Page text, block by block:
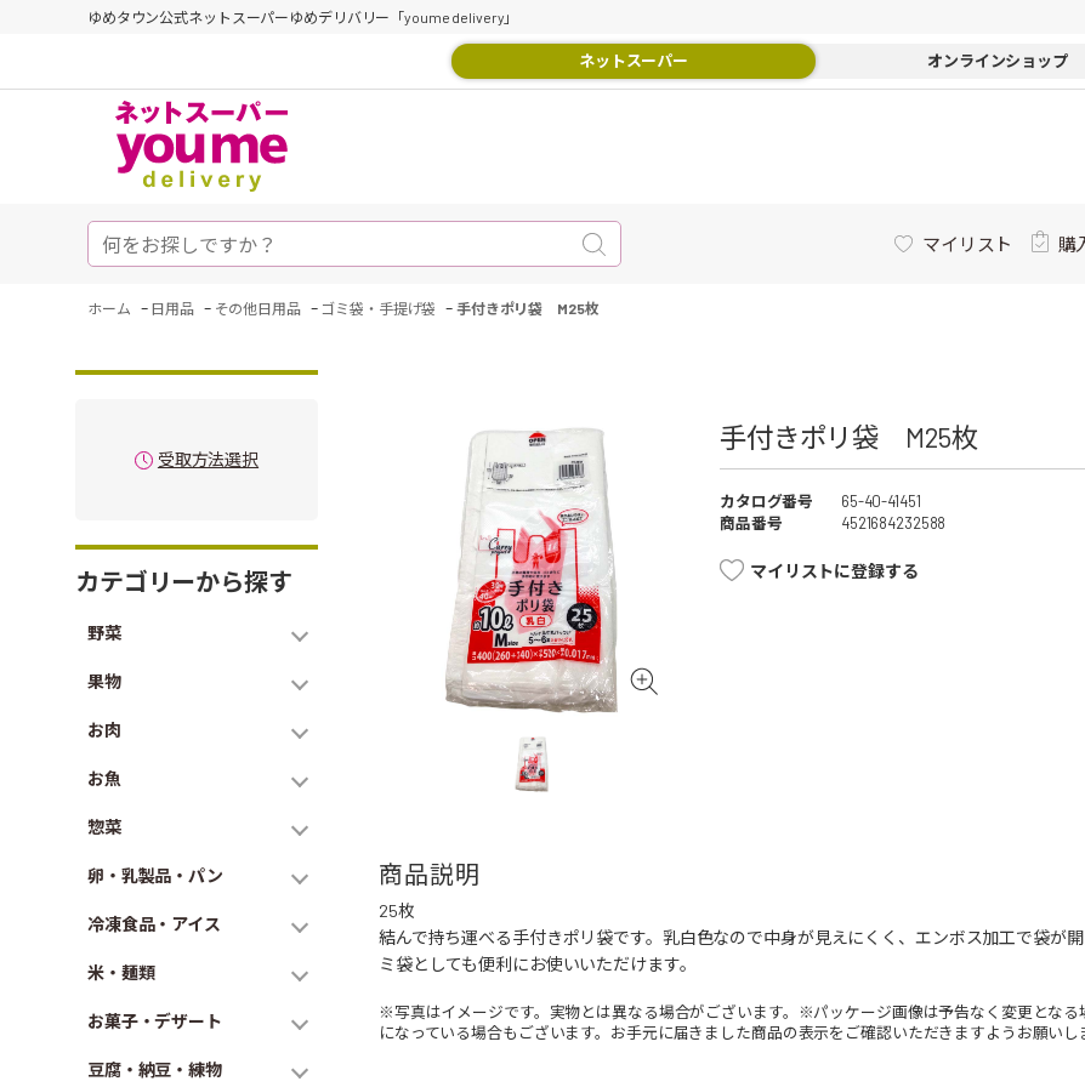
ゆめタウン公式ネットスーパーゆめデリバリー「youme delivery」
ネットスーパー オンラインショップ
マイリスト 購
ホーム - 日用品 - その他日用品 - ゴミ袋・手提げ袋 - 手付きポリ袋 M25枚
受取方法選択
カテゴリーから探す
野菜
果物
お肉
お魚
惣菜
卵・乳製品・パン
冷凍食品・アイス
米・麺類
お菓子・デザート
豆腐・納豆・練物
手付きポリ袋 M25枚
カタログ番号
65-40-41451
商品番号
4521684232588
マイリストに登録する
商品説明
25枚
結んで持ち運べる手付きポリ袋です。乳白色なので中身が見えにくく、エンボス加工で袋が
ミ袋としても便利にお使いいただけます。
※写真はイメージです。実物とは異なる場合がございます。※パッケージ画像は予告なく変更とな
になっている場合もございます。お手元に届きました商品の表示をご確認いただきますようお願いし